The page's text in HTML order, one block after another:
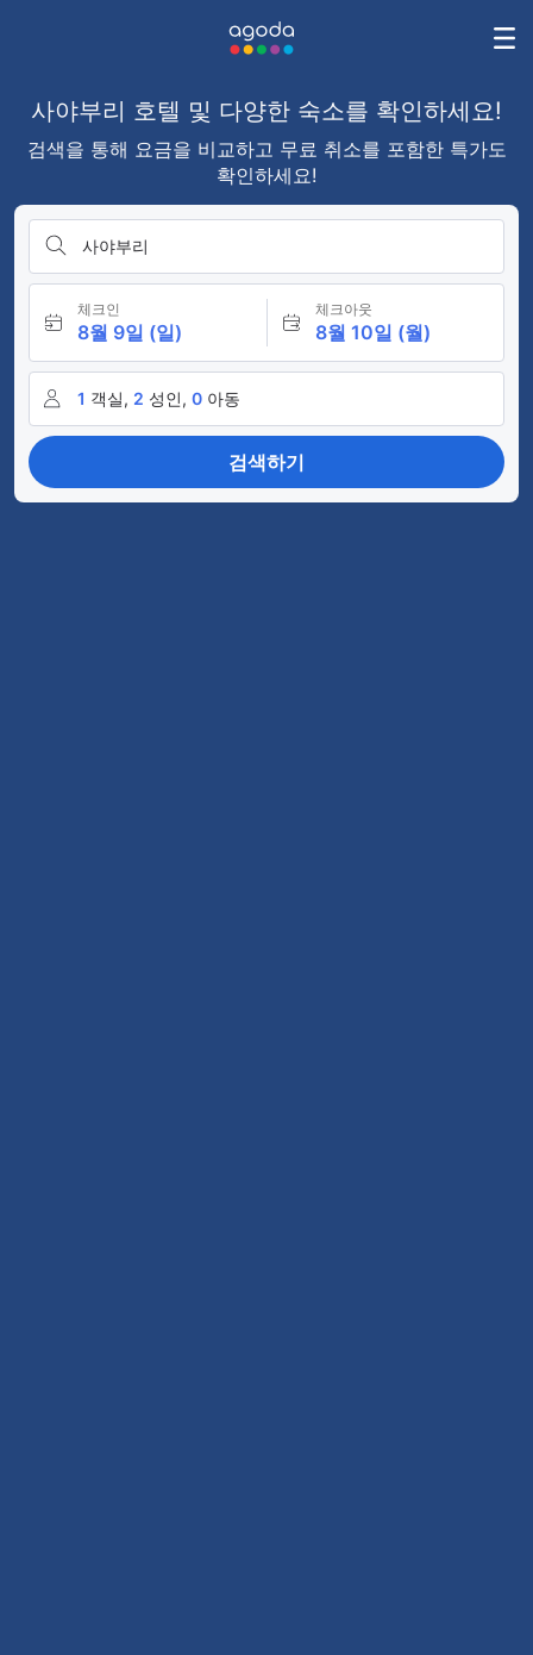
사야부리 호텔 및 다양한 숙소를 확인하세요!
검색을 통해 요금을 비교하고 무료 취소를 포함한 특가도
확인하세요!
사야부리
체크인
8월 9일 (일)
체크아웃
8월 10일 (월)
1 객실, 2 성인, 0 아동
검색하기